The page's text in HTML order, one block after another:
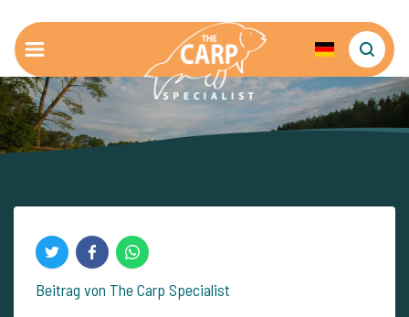
Beitrag von The Carp Specialist